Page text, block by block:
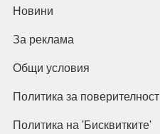
Новини
За реклама
Общи условия
Политика за поверителност
Политика на 'Бисквитките'